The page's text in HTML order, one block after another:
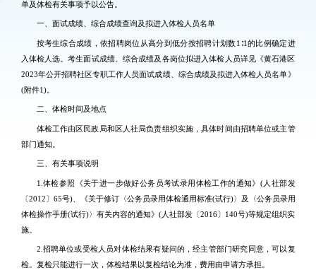
单及体检有关事项予以公告。
一、面试成绩、综合成绩查询及拟进入体检人员名单
按考生综合成绩，依招聘岗位从高分到低分按招聘计划数1∶1的比例确定进
入体检人选。考生面试成绩、综合成绩及各岗位拟进入体检人员详见《黄石港区
2023年公开招聘社区专职工作人员面试成绩、综合成绩及拟进入体检人员名单》
(附件1)。
二、体检时间及地点
体检工作由区民政局和区人社局负责组织实施，具体时间由招聘单位或主管
部门通知。
三、有关事项说明
1.体检参照《关于进一步做好公务员考试录用体检工作的通知》(人社部发
〔2012〕65号)、《关于修订〈公务员录用体检通用标准(试行)〉及〈公务员录用
体检操作手册(试行)〉有关内容的通知》(人社部发〔2016〕140号)等规定组织实
施。
2.招聘单位或受检人员对体检结果有疑问的，经主管部门研究同意，可以复
检。复检只能进行一次，体检结果以复检结论为准，费用由申请方承担。